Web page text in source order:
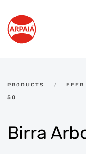
Skip to main
PRODUCTS BEER
50
Birra